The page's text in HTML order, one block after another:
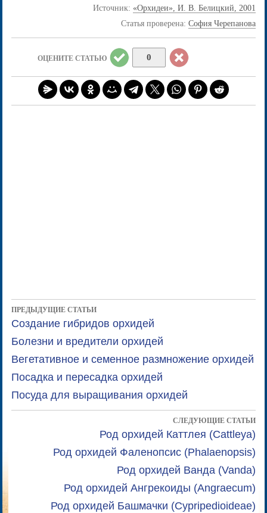
Источник: «Орхидеи», И. В. Белицкий, 2001
Статья проверена: София Черепанова
ОЦЕНИТЕ СТАТЬЮ 0
ПРЕДЫДУЩИЕ СТАТЬИ
Создание гибридов орхидей
Болезни и вредители орхидей
Вегетативное и семенное размножение орхидей
Посадка и пересадка орхидей
Посуда для выращивания орхидей
СЛЕДУЮЩИЕ СТАТЬИ
Род орхидей Каттлея (Cattleya)
Род орхидей Фаленопсис (Phalaenopsis)
Род орхидей Ванда (Vanda)
Род орхидей Ангрекоиды (Angraecum)
Род орхидей Башмачки (Cypripedioideae)